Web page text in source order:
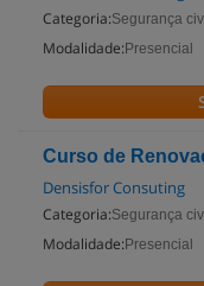
Categoria:Segurança
Modalidade: Presencial
Curso de
Densisfor Consuting
Categoria:Segurança
Modalidade: Presencial